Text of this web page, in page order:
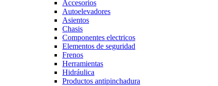
Accesorios
Autoelevadores
Asientos
Chasis
Componentes electricos
Elementos de seguridad
Frenos
Herramientas
Hidráulica
Productos antipinchadura